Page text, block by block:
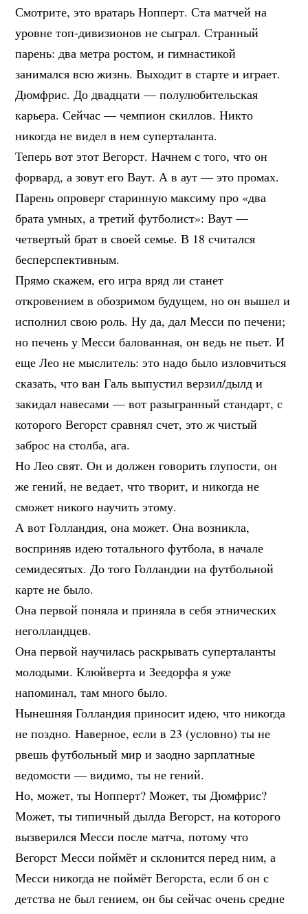
Смотрите, это вратарь Нопперт. Ста матчей на
уровне топ-дивизионов не сыграл. Странный
парень: два метра ростом, и гимнастикой
занимался всю жизнь. Выходит в старте и играет.
Дюмфрис. До двадцати — полулюбительская
карьера. Сейчас — чемпион скиллов. Никто
никогда не видел в нем суперталанта.
Теперь вот этот Вегорст. Начнем с того, что он
форвард, а зовут его Ваут. А в аут — это промах.
Парень опроверг старинную максиму про «два
брата умных, а третий футболист»: Ваут —
четвертый брат в своей семье. В 18 считался
бесперспективным.
Прямо скажем, его игра вряд ли станет
откровением в обозримом будущем, но он вышел и
исполнил свою роль. Ну да, дал Месси по печени;
но печень у Месси балованная, он ведь не пьет. И
еще Лео не мыслитель: это надо было изловчиться
сказать, что ван Галь выпустил верзил/дылд и
закидал навесами — вот разыгранный стандарт, с
которого Вегорст сравнял счет, это ж чистый
заброс на столба, ага.
Но Лео свят. Он и должен говорить глупости, он
же гений, не ведает, что творит, и никогда не
сможет никого научить этому.
А вот Голландия, она может. Она возникла,
восприняв идею тотального футбола, в начале
семидесятых. До того Голландии на футбольной
карте не было.
Она первой поняла и приняла в себя этнических
неголландцев.
Она первой научилась раскрывать суперталанты
молодыми. Клюйверта и Зеедорфа я уже
напоминал, там много было.
Нынешняя Голландия приносит идею, что никогда
не поздно. Наверное, если в 23 (условно) ты не
рвешь футбольный мир и заодно зарплатные
ведомости — видимо, ты не гений.
Но, может, ты Нопперт? Может, ты Дюмфрис?
Может, ты типичный дылда Вегорст, на которого
вызверился Месси после матча, потому что
Вегорст Месси поймёт и склонится перед ним, а
Месси никогда не поймёт Вегорста, если б он с
детства не был гением, он бы сейчас очень средне